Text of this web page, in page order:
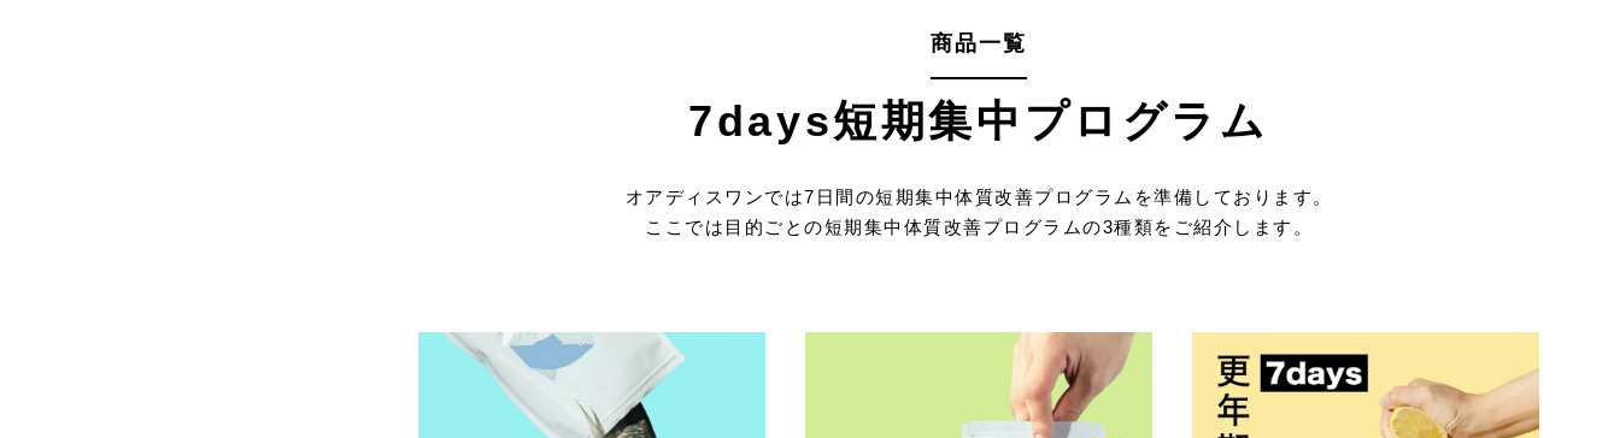
商品一覧
7days短期集中プログラム
オアディスワンでは7日間の短期集中体質改善プログラムを準備しております。
ここでは目的ごとの短期集中体質改善プログラムの3種類をご紹介します。